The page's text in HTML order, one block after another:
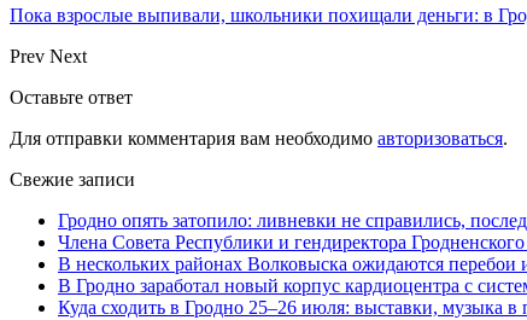
Пока взрослые выпивали, школьники похищали деньги: в
Prev Next
Оставьте ответ
Для отправки комментария вам необходимо авторизоваться.
Свежие записи
Гродно опять затопило: ливневки не справились,
Члена Совета Республики и гендиректора
В нескольких районах Волковыска ожидаются перебои
В Гродно заработал новый корпус кардиоцентра с
Куда сходить в Гродно 25–26 июля: выставки, музыка в